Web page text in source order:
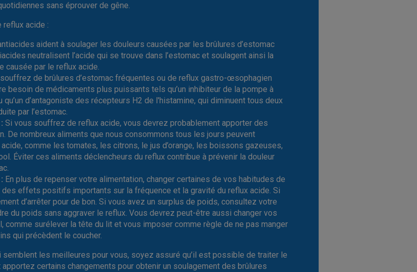
sans éprouver de gêne.
reflux acide :
aident à soulager les douleurs causées par les brûlures d’estomac
neutralisent l’acide qui se trouve dans l’estomac et soulagent ainsi la
causée par le reflux acide.
de brûlures d’estomac fréquentes ou de reflux gastro-œsophagien
besoin de médicaments plus puissants tels qu’un inhibiteur de la pompe à
qu’un d’antagoniste des récepteurs H2 de l'histamine, qui diminuent tous deux
par l’estomac.
Si vous souffrez de reflux acide, vous devrez probablement apporter des
De nombreux aliments que nous consommons tous les jours peuvent
comme les tomates, les citrons, le jus d’orange, les boissons gazeuses,
Éviter ces aliments déclencheurs du reflux contribue à prévenir la douleur
En plus de repenser votre alimentation, changer certaines de vos habitudes de
effets positifs importants sur la fréquence et la gravité du reflux acide. Si
d’arrêter pour de bon. Si vous avez un surplus de poids, consultez votre
du poids sans aggraver le reflux. Vous devrez peut-être aussi changer vos
comme surélever la tête du lit et vous imposer comme règle de ne pas manger
qui précèdent le coucher.
les meilleures pour vous, soyez assuré qu’il est possible de traiter le
certains changements pour obtenir un soulagement des brûlures